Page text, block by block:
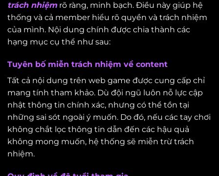
trách nhiệm rõ ràng, minh bạch. Điều này giúp hệ
thống và cả member hiểu rõ quyền và trách nhiệm
của mình. Nội dung chính được chia thành các
hạng mục cụ thể như sau:
Tuyên bố miễn trách nhiệm về content
Tất cả nội dung trên web game được cung cấp chỉ
mang tính tham khảo. Dù đội ngũ luôn nỗ lực cập
nhật thông tin chính xác, nhưng có thể tồn tại
những sai sót ngoài ý muốn. Do đó, nếu các tay chơi
không chắt lọc thông tin dẫn đến các hậu quả
không mong muốn, hệ thống sẽ miễn trừ trách
nhiệm.